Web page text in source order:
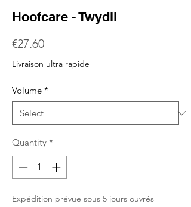
Hoofcare - Twydil
€27.60Price
Livraison ultra rapide
Volume *
Quantity *
Expédition prévue sous 5 jours ouvrés